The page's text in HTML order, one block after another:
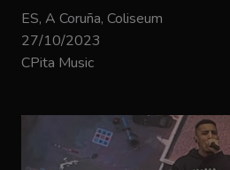
ES, A Coruña, Coliseum
27/10/2023
CPita Music